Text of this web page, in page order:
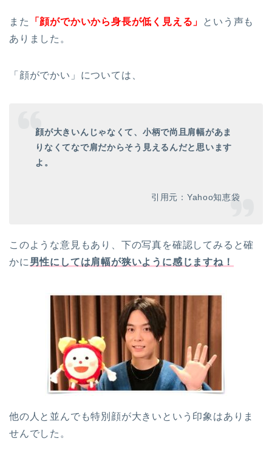
また 「顔がでかいから身長が低く見える」
という声も
ありました。
「顔がでかい」については、
顔が大きいんじゃなくて、小柄で尚且肩幅があま
りなくてなで肩だからそう見えるんだと思います
よ。
引用元：Yahoo知恵袋
このような意見もあり、下の写真を確認してみると確
かに 男性にしては肩幅が狭いように感じますね！
他の人と並んでも特別顔が大きいという印象はありま
せんでした。